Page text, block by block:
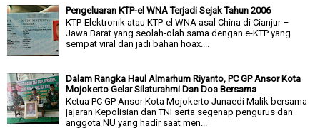
Pengeluaran KTP-el WNA Terjadi Sejak Tahun 2006
KTP-Elektronik atau KTP-el WNA asal China di Cianjur –
Jawa Barat yang seolah-olah sama dengan e-KTP yang
sempat viral dan jadi bahan hoax....
Dalam Rangka Haul Almarhum Riyanto, PC GP Ansor Kota
Mojokerto Gelar Silaturahmi Dan Doa Bersama
Ketua PC GP Ansor Kota Mojokerto Junaedi Malik bersama
jajaran Kepolisian dan TNI serta segenap pengurus dan
anggota NU yang hadir saat men...